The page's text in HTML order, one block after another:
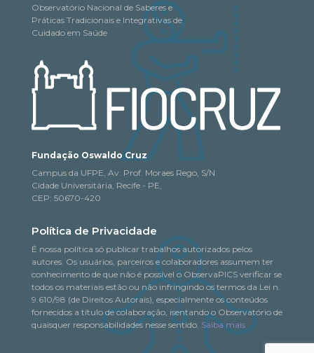
Observatório Nacional de Saberes e
Práticas Tradicionais e Integrativas de
Cuidado em Saúde
Fundação Oswaldo Cruz
Campus da UFPE, Av. Prof. Moraes Rego, S/N
Cidade Universitária, Recife - PE,
CEP: 50670-420
Política de Privacidade
É nossa política só publicar trabalhos autorizados pelos
autores. Os usuários, parceiros e colaboradores assumem ter
conhecimento de que não é possível o ObservaPICS verificar se
todos os materiais estão ou não infringindo os termos da Lei n.
9.610/98 (de Direitos Autorais), especialmente os conteúdos
fornecidos a título de colaboração, isentando o Observatório de
quaisquer responsabilidades nesse sentido. Saiba mais